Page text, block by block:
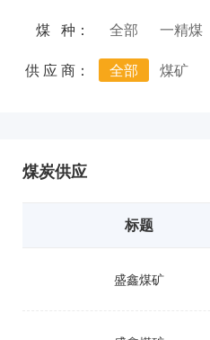
煤 种：
全部 一精煤
供 应 商：
全部 煤矿
煤炭供应
标题
盛鑫煤矿